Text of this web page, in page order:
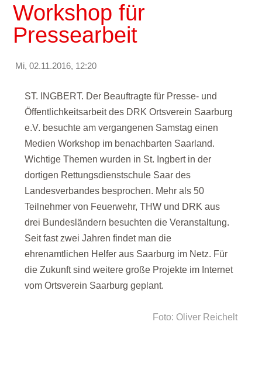
Workshop für
Pressearbeit
Mi, 02.11.2016, 12:20
ST. INGBERT. Der Beauftragte für Presse- und
Öffentlichkeitsarbeit des DRK Ortsverein Saarburg
e.V. besuchte am vergangenen Samstag einen
Medien Workshop im benachbarten Saarland.
Wichtige Themen wurden in St. Ingbert in der
dortigen Rettungsdienstschule Saar des
Landesverbandes besprochen. Mehr als 50
Teilnehmer von Feuerwehr, THW und DRK aus
drei Bundesländern besuchten die Veranstaltung.
Seit fast zwei Jahren findet man die
ehrenamtlichen Helfer aus Saarburg im Netz. Für
die Zukunft sind weitere große Projekte im Internet
vom Ortsverein Saarburg geplant.
Foto: Oliver Reichelt